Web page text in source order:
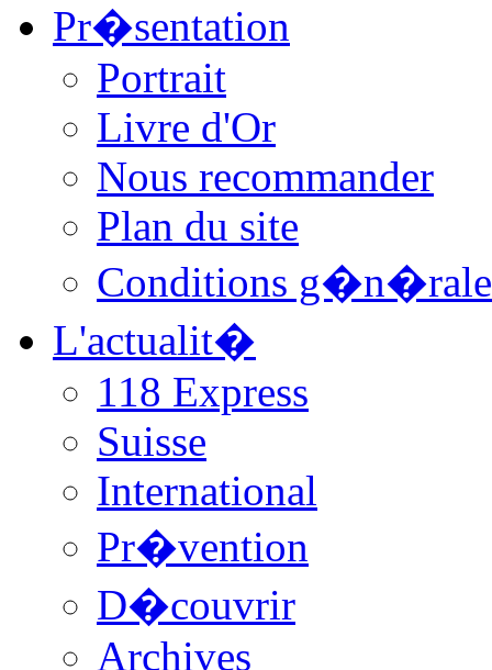
Pr�sentation
Portrait
Livre d'Or
Nous recommander
Plan du site
Conditions
L'actualit�
118 Express
Suisse
International
Pr�vention
D�couvrir
Archives